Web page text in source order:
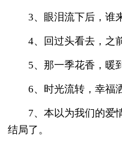
3、眼泪流下后，谁
4、回过头看去，之
5、那一季花香，暖
6、时光流转，幸福
7、本以为我们的爱
结局了。